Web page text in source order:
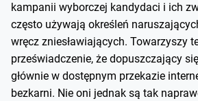
kampanii wyborczej kandydaci i ich
często używają określeń
wręcz zniesławiających. Towarzyszy
przeświadczenie, że dopuszczający
głównie w dostępnym przekazie
bezkarni. Nie oni jednak są tak